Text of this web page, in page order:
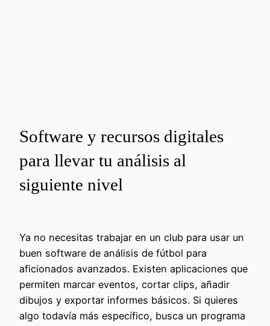
Software y recursos digitales
para llevar tu análisis al
siguiente nivel
Ya no necesitas trabajar en un club para usar un
buen software de análisis de fútbol para
aficionados avanzados. Existen aplicaciones que
permiten marcar eventos, cortar clips, añadir
dibujos y exportar informes básicos. Si quieres
algo todavía más específico, busca un programa